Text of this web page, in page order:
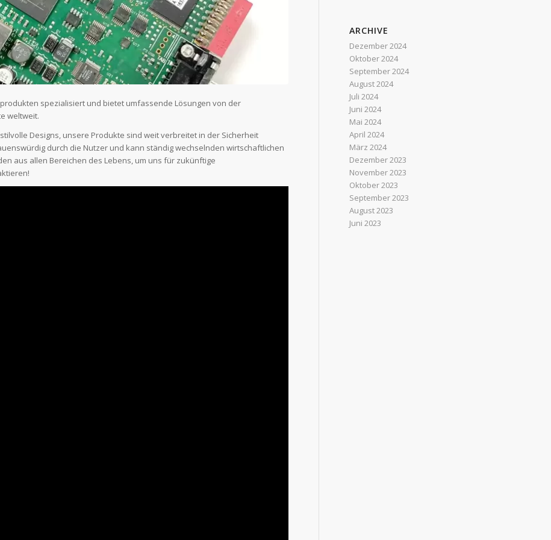
spezialisiert und bietet umfassende Lösungen von der
weltweit.
Designs, unsere Produkte sind weit verbreitet in der Sicherheit
durch die Nutzer und kann ständig wechselnden wirtschaftlichen
aus allen Bereichen des Lebens, um uns für zukünftige
ARCHIVE
Dezember 2024
Oktober 2024
September 2024
August 2024
Juli 2024
Juni 2024
Mai 2024
April 2024
März 2024
Dezember 2023
November 2023
Oktober 2023
September 2023
August 2023
Juni 2023